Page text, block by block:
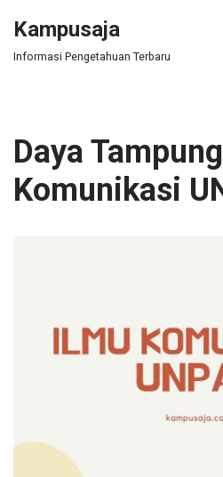
Skip
Kampusaja
Informasi Pengetahuan Terbaru
Daya
Komunikasi